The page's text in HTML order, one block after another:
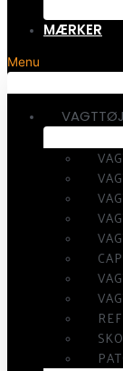
MÆRKER
Menu
VAGTTØJ